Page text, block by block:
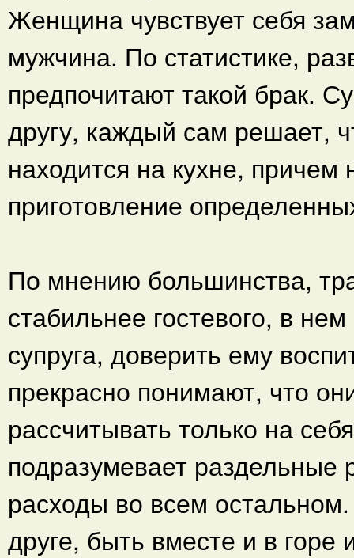
Женщина чувствует себя
мужчина. По статистике,
предпочитают такой брак.
другу, каждый сам решает,
находится на кухне, причем
приготовление
По мнению большинства,
стабильнее гостевого, в
супруга, доверить ему
прекрасно понимают, что
рассчитывать только на
подразумевает раздельные
расходы во всем
друге, быть вместе и в горе